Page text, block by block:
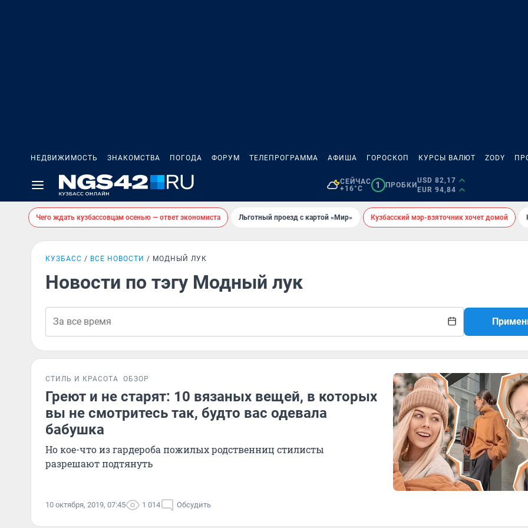
НЕДВИЖИМОСТЬ ЗНАКОМСТВА ПОГОДА ФОРУМ ТЕЛЕПРОГРАММА АФИША ГОРОСКОП КУРСЫ ВАЛЮТ ZODY
СЕЙЧАС
+16°C
1 ПРОБКИ
USD 82,17
EUR 94,84
Чего ждать кузбассовцам осенью — ответ экономиста Льготный проезд с картой «Мир» Кузбасский мэр-взяточник хочет домой
КУЗБАСС ВСЕ НОВОСТИ МОДНЫЙ ЛУК
Новости по тэгу Модный лук
СТИЛЬ И КРАСОТА ОБЗОР
Греют и не старят: 10 вязаных вещей, в которых
вы не смотритесь так, будто вас одевала
бабушка
Но кое-что из гардероба пожилых родственниц стилисты
разрешают подтянуть
10 октября, 2019, 07:45 1 014 Обсудить